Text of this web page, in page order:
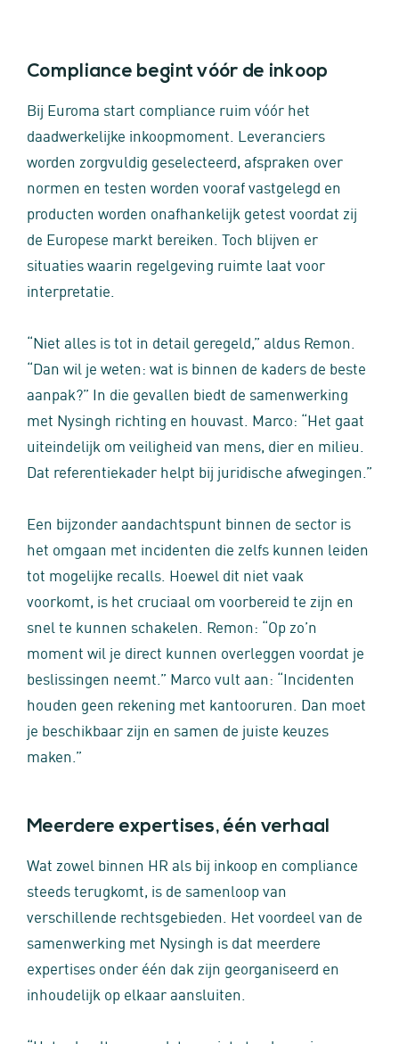
Compliance begint vóór de inkoop
Bij Euroma start compliance ruim vóór het
daadwerkelijke inkoopmoment. Leveranciers
worden zorgvuldig geselecteerd, afspraken over
normen en testen worden vooraf vastgelegd en
producten worden onafhankelijk getest voordat zij
de Europese markt bereiken. Toch blijven er
situaties waarin regelgeving ruimte laat voor
interpretatie.
“Niet alles is tot in detail geregeld,” aldus Remon.
“Dan wil je weten: wat is binnen de kaders de beste
aanpak?” In die gevallen biedt de samenwerking
met Nysingh richting en houvast. Marco: “Het gaat
uiteindelijk om veiligheid van mens, dier en milieu.
Dat referentiekader helpt bij juridische afwegingen.”
Een bijzonder aandachtspunt binnen de sector is
het omgaan met incidenten die zelfs kunnen leiden
tot mogelijke recalls. Hoewel dit niet vaak
voorkomt, is het cruciaal om voorbereid te zijn en
snel te kunnen schakelen. Remon: “Op zo’n
moment wil je direct kunnen overleggen voordat je
beslissingen neemt.” Marco vult aan: “Incidenten
houden geen rekening met kantooruren. Dan moet
je beschikbaar zijn en samen de juiste keuzes
maken.”
Meerdere expertises, één verhaal
Wat zowel binnen HR als bij inkoop en compliance
steeds terugkomt, is de samenloop van
verschillende rechtsgebieden. Het voordeel van de
samenwerking met Nysingh is dat meerdere
expertises onder één dak zijn georganiseerd en
inhoudelijk op elkaar aansluiten.